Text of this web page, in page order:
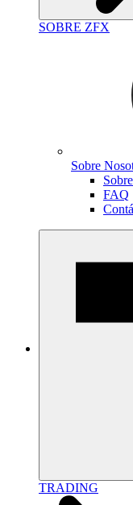
SOBRE ZFX
Sobre
FAQ
TRADING